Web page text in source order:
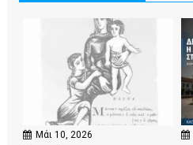
Μάι 10, 2026